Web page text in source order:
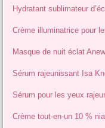
Hydratant sublimateur
Crème illuminatrice pour
Masque de nuit éclat
Sérum rajeunissant Isa
Sérum pour les yeux
Crème tout-en-un 10 %